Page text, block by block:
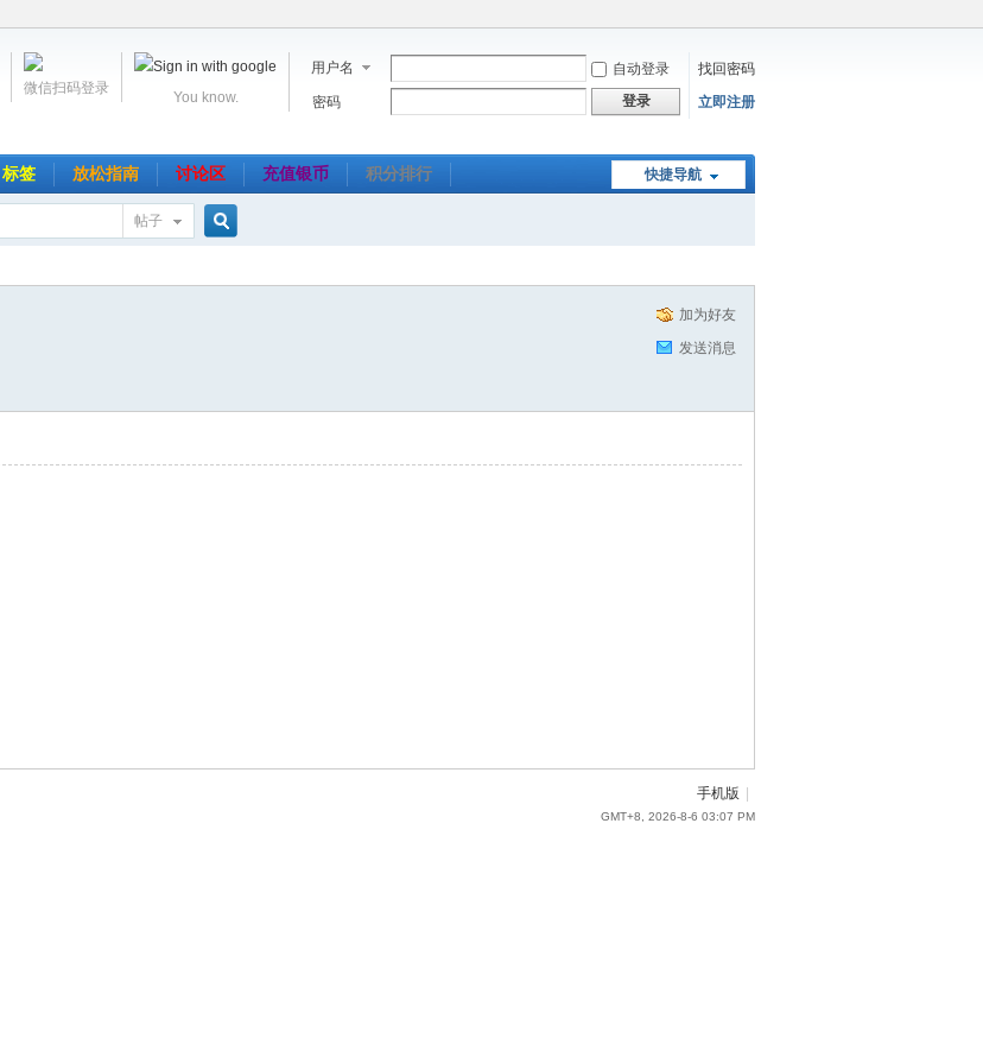
用户名 自动登录
找回密码
密码
登录 立即注册
You know.
微信扫码登录
快捷导航
标签 放松指南 讨论区 充值银币 积分排行
帖子
加为好友
发送消息
手机版
GMT+8, 2026-8-6 03:07 PM